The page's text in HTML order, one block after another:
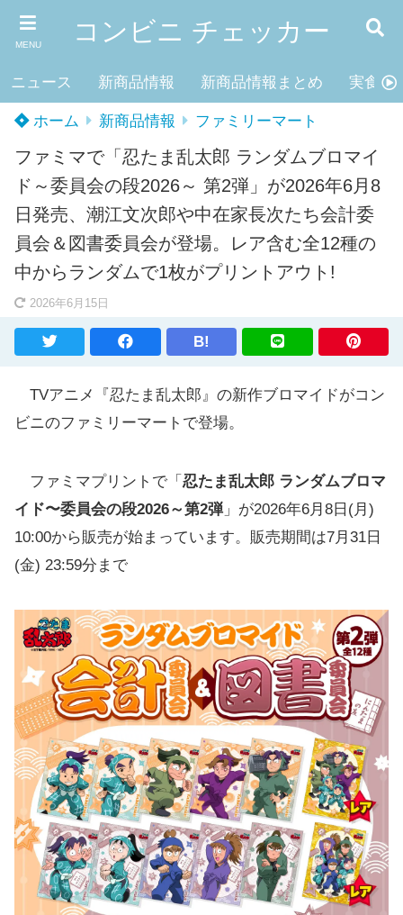
MENU コンビニ チェッカー
ニュース 新商品情報 新商品情報まとめ 実食レ
ホーム 新商品情報 ファミリーマート
ファミマで「忍たま乱太郎 ランダムブロマイ
ド～委員会の段2026～ 第2弾」が2026年6月8
日発売、潮江文次郎や中在家長次たち会計委
員会＆図書委員会が登場。レア含む全12種の
中からランダムで1枚がプリントアウト!
2026年6月15日
B!
TVアニメ『忍たま乱太郎』の新作ブロマイドがコン
ビニのファミリーマートで登場。
ファミマプリントで「 忍たま乱太郎 ランダムブロマ
イド〜委員会の段2026～第2弾」が2026年6月8日(月)
10:00から販売が始まっています。販売期間は7月31日
(金) 23:59分まで